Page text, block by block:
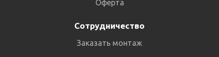
Оферта
Сотрудничество
Заказать монтаж